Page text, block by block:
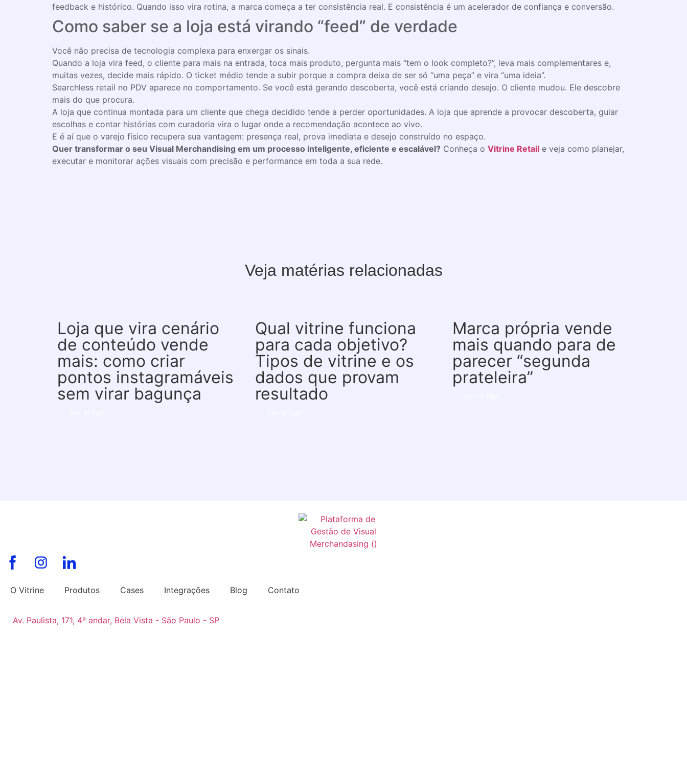
feedback e histórico. Quando isso vira rotina, a marca começa a ter consistência real. E consistência é um acelerador de confiança e conversão.
Como saber se a loja está virando “feed” de verdade
Você não precisa de tecnologia complexa para enxergar os sinais.
Quando a loja vira feed, o cliente para mais na entrada, toca mais produto, pergunta mais “tem o look completo?”, leva mais complementares e,
muitas vezes, decide mais rápido. O ticket médio tende a subir porque a compra deixa de ser só “uma peça” e vira “uma ideia”.
Searchless retail no PDV aparece no comportamento. Se você está gerando descoberta, você está criando desejo. O cliente mudou. Ele descobre
mais do que procura.
A loja que continua montada para um cliente que chega decidido tende a perder oportunidades. A loja que aprende a provocar descoberta, guiar
escolhas e contar histórias com curadoria vira o lugar onde a recomendação acontece ao vivo.
E é aí que o varejo físico recupera sua vantagem: presença real, prova imediata e desejo construído no espaço.
Quer transformar o seu Visual Merchandising em um processo inteligente, eficiente e escalável? Conheça o Vitrine Retail e veja como planejar,
executar e monitorar ações visuais com precisão e performance em toda a sua rede.
Veja matérias relacionadas
Loja que vira cenário
de conteúdo vende
mais: como criar
pontos instagramáveis
sem virar bagunça
Qual vitrine funciona
para cada objetivo?
Tipos de vitrine e os
dados que provam
resultado
Marca própria vende
mais quando para de
parecer “segunda
prateleira”
O Vitrine Produtos Cases Integrações Blog Contato
Av. Paulista, 171, 4º andar, Bela Vista - São Paulo - SP